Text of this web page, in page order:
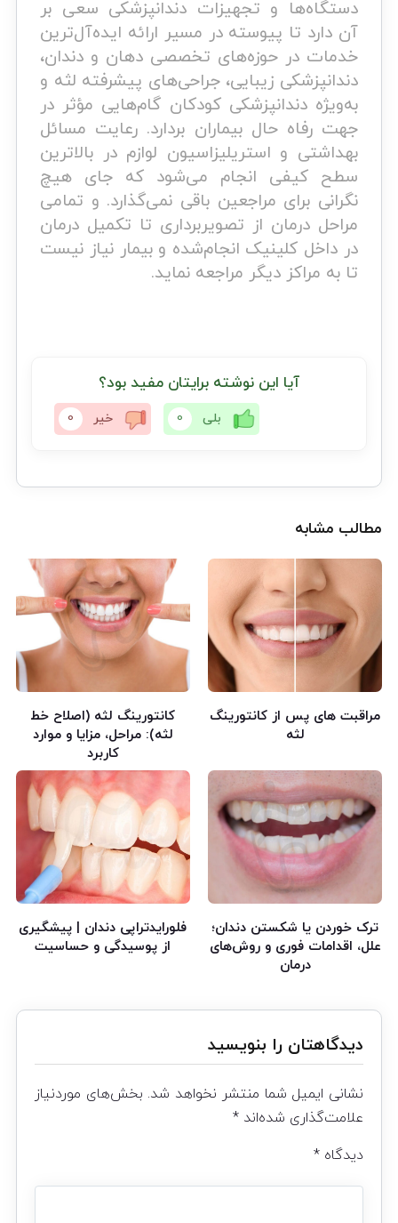
دستگاه‌ها و تجهیزات دندانپزشکی سعی بر
آن دارد تا پیوسته در مسیر ارائه ایده‌آل‌ترین
خدمات در حوزه‌های تخصصی دهان و دندان،
دندانپزشکی زیبایی، جراحی‌های پیشرفته لثه و
به‌ویژه دندانپزشکی کودکان گام‌هایی مؤثر در
جهت رفاه حال بیماران بردارد. رعایت مسائل
بهداشتی و استریلیزاسیون لوازم در بالاترین
سطح کیفی انجام می‌شود که جای هیچ
نگرانی برای مراجعین باقی نمی‌گذارد. و تمامی
مراحل درمان از تصویربرداری تا تکمیل درمان
در داخل کلینیک انجام‌شده و بیمار نیاز نیست
تا به مراکز دیگر مراجعه نماید.
آیا این نوشته برایتان مفید بود؟
بلی 0 خیر 0
مطالب مشابه
مراقبت های پس از کانتورینگ
لثه
کانتورینگ لثه (اصلاح خط
لثه): مراحل، مزایا و موارد
کاربرد
ترک خوردن یا شکستن دندان؛
علل، اقدامات فوری و روش‌های
درمان
فلورایدتراپی دندان | پیشگیری
از پوسیدگی و حساسیت
دیدگاهتان را بنویسید
نشانی ایمیل شما منتشر نخواهد شد. بخش‌های موردنیاز
علامت‌گذاری شده‌اند *
دیدگاه *